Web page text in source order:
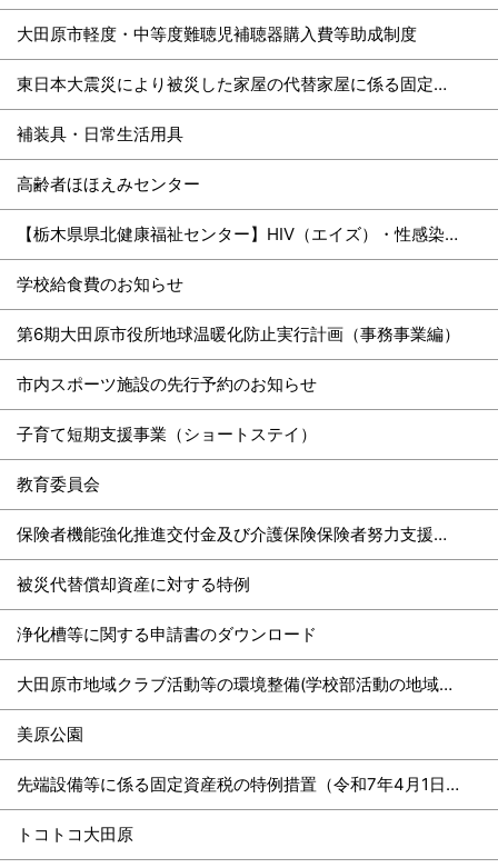
大田原市軽度・中等度難聴児補聴器購入費等助成制度
東日本大震災により被災した家屋の代替家屋に係る固定資産税の特例
補装具・日常生活用具
高齢者ほほえみセンター
【栃木県県北健康福祉センター】HIV（エイズ）・性感染症検査のご案内
学校給食費のお知らせ
第6期大田原市役所地球温暖化防止実行計画（事務事業編）
市内スポーツ施設の先行予約のお知らせ
子育て短期支援事業（ショートステイ）
教育委員会
保険者機能強化推進交付金及び介護保険保険者努力支援交付金
被災代替償却資産に対する特例
浄化槽等に関する申請書のダウンロード
大田原市地域クラブ活動等の環境整備(学校部活動の地域連携・地域移行)
美原公園
先端設備等に係る固定資産税の特例措置（令和7年4月1日以降取得分）
トコトコ大田原